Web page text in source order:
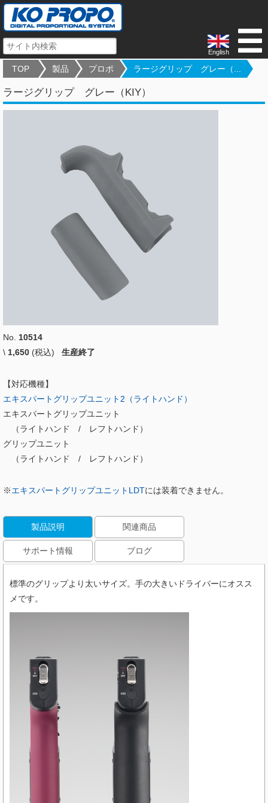
English
TOP 製品 プロポ ラージグリップ グレー（...
ラージグリップ グレー（KIY）
No. 10514
\ 1,650 (税込) 生産終了
【対応機種】
エキスパートグリップユニット2（ライトハンド）
エキスパートグリップユニット
（ライトハンド / レフトハンド）
グリップユニット
（ライトハンド / レフトハンド）
※エキスパートグリップユニットLDTには装着できません。
製品説明 関連商品
サポート情報 ブログ
標準のグリップより太いサイズ。手の大きいドライバーにオスス
メです。